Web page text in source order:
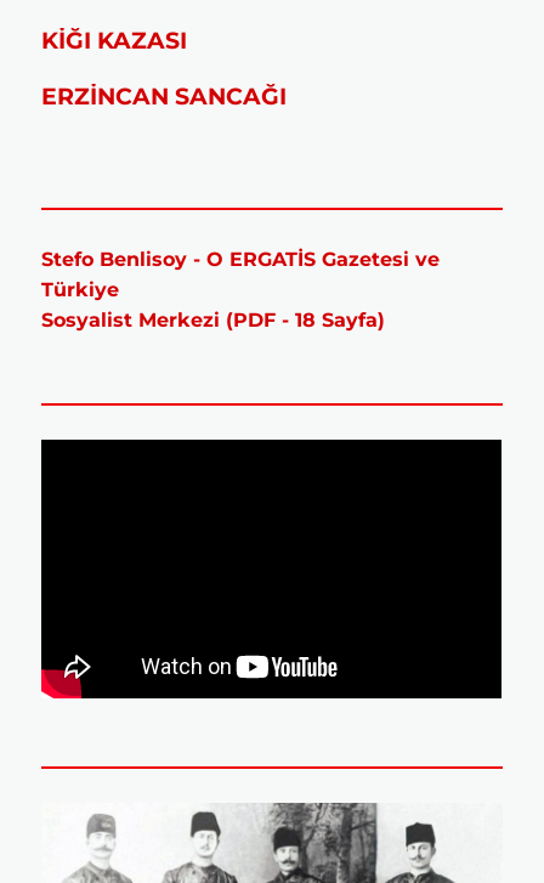
KİĞI KAZASI
ERZİNCAN SANCAĞI
Stefo Benlisoy - O ERGATİS Gazetesi ve
Türkiye
Sosyalist Merkezi (PDF - 18 Sayfa)